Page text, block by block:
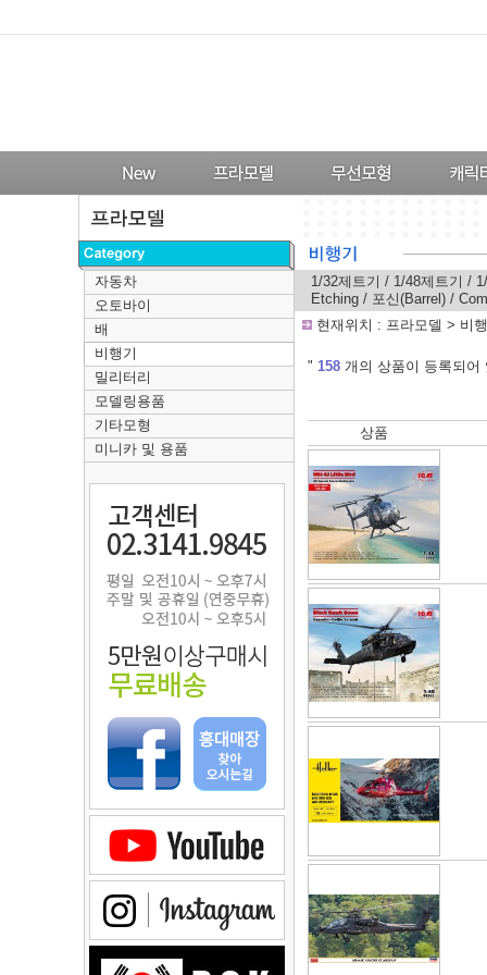
자동차
오토바이
배
비행기
밀리터리
모델링용품
기타모형
미니카 및 용품
1/32제트기 / 1/48제트기 /
Etching / 포신(Barrel) /
현재위치 : 프라모델 > 비
" 158 개의 상품이 등록되어
상품